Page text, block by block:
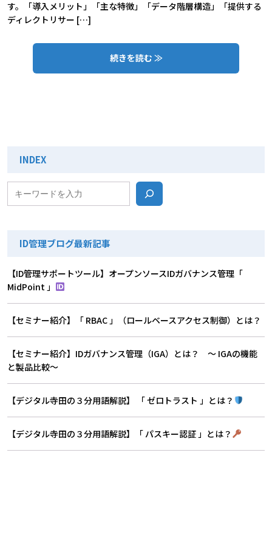
す。「導入メリット」「主な特徴」「データ階層構造」「提供する
ディレクトリサー […]
続きを読む ≫
INDEX
ID管理ブログ最新記事
【ID管理サポートツール】オープンソースIDガバナンス管理「
MidPoint 」
【セミナー紹介】「 RBAC 」（ロールベースアクセス制御）とは？
【セミナー紹介】IDガバナンス管理（IGA）とは？ 〜 IGAの機能
と製品比較〜
【デジタル寺田の３分用語解説】 「 ゼロトラスト 」とは？
【デジタル寺田の３分用語解説】「 パスキー認証 」とは？